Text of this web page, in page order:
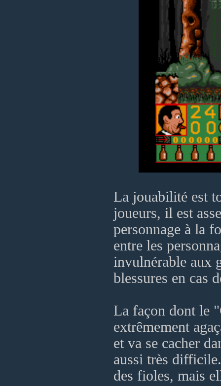
La jouabilité est
joueurs, il est
personnage à la
entre les
invulnérable aux
blessures en cas
La façon dont le
extrêmement
et va se cacher
aussi très
des fioles, mais